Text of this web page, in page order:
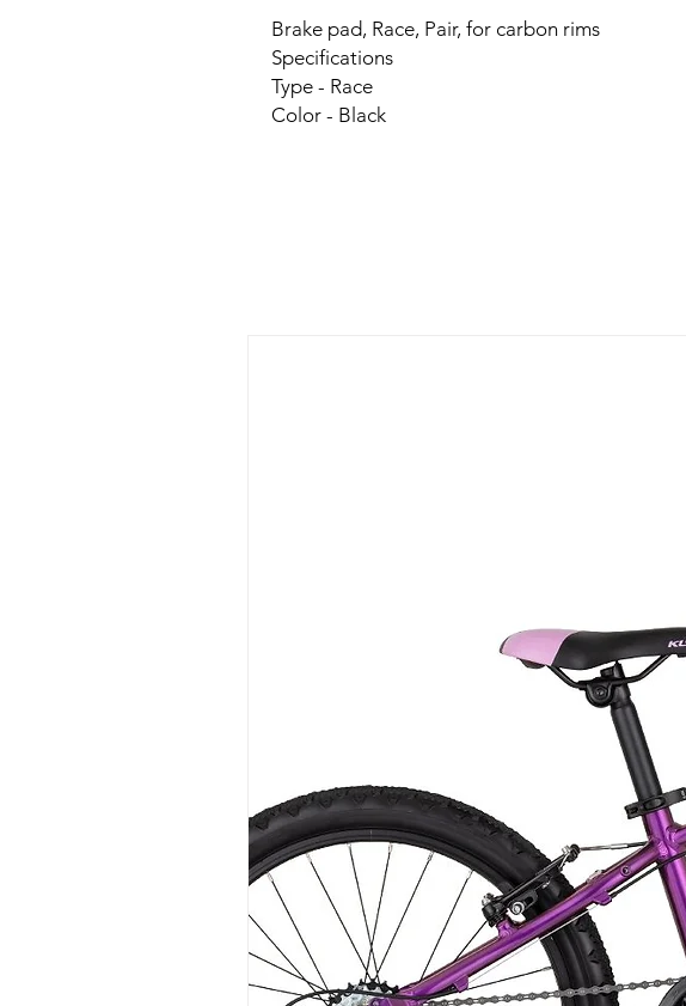
Brake pad, Race, Pair, for carbon rims
Specifications
Type - Race
Color - Black